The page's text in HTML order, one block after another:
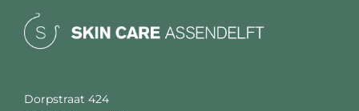
Dorpstraat 424